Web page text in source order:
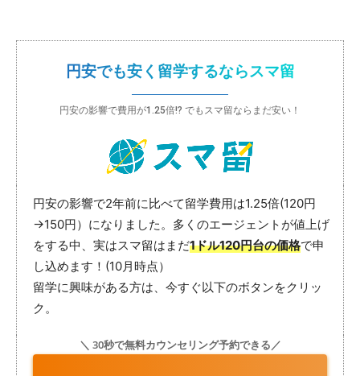
円安でも安く留学するならスマ留
円安の影響で費用が1.25倍!? でもスマ留ならまだ安い！
円安の影響で2年前に比べて留学費用は1.25倍(120円
→150円）になりました。多くのエージェントが値上げ
をする中、実はスマ留はまだ1ドル120円台の価格で申
し込めます！(10月時点）
留学に興味がある方は、今すぐ以下のボタンをクリッ
ク。
＼ 30秒で無料カウンセリング予約できる／